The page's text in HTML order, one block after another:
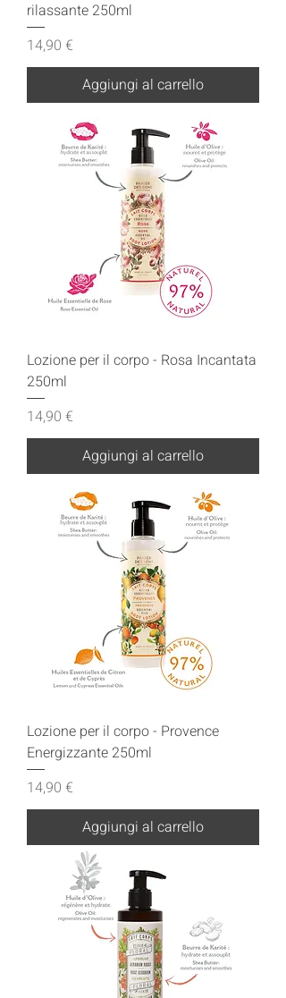
rilassante 250ml
Prezzo
14,90 €
Aggiungi al carrello
Lozione per il corpo - Rosa Incantata
250ml
Prezzo
14,90 €
Aggiungi al carrello
Lozione per il corpo - Provence
Energizzante 250ml
Prezzo
14,90 €
Aggiungi al carrello